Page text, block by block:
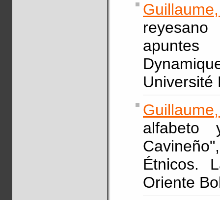
apuntes
Université
alfabeto
Étnicos.
Oriente